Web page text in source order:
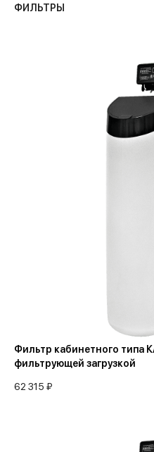
ФИЛЬТРЫ
Фильтр кабинетного типа
фильтрующей загрузкой
62 315 ₽